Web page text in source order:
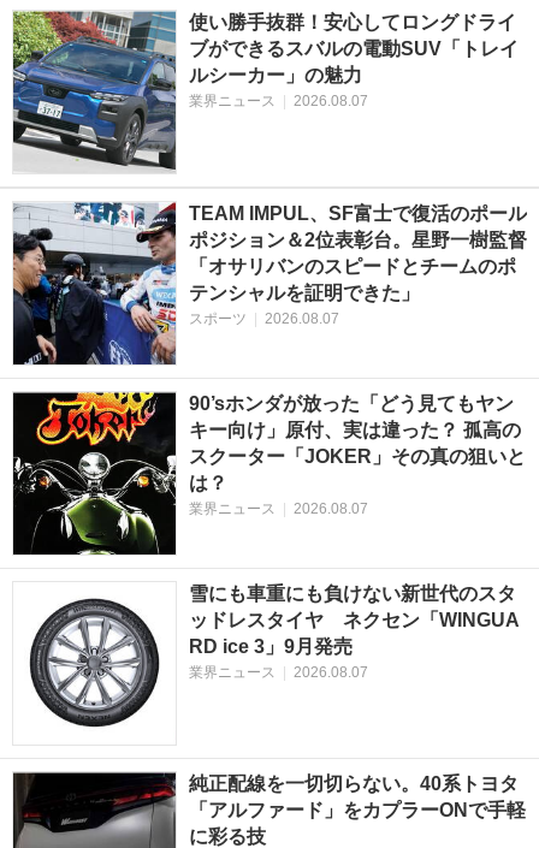
使い勝手抜群！安心してロングドライ
ブができるスバルの電動SUV「トレイ
ルシーカー」の魅力
業界ニュース 2026.08.07
TEAM IMPUL、SF富士で復活のポール
ポジション＆2位表彰台。星野一樹監督
「オサリバンのスピードとチームのポ
テンシャルを証明できた」
スポーツ 2026.08.07
90’sホンダが放った「どう見てもヤン
キー向け」原付、実は違った？ 孤高の
スクーター「JOKER」その真の狙いと
は？
業界ニュース 2026.08.07
雪にも車重にも負けない新世代のスタ
ッドレスタイヤ ネクセン「WINGUA
RD ice 3」9月発売
業界ニュース 2026.08.07
純正配線を一切切らない。40系トヨタ
「アルファード」をカプラーONで手軽
に彩る技